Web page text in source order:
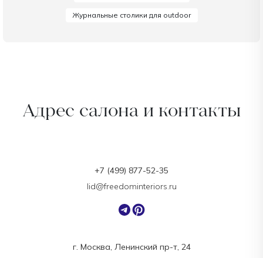
Журнальные столики для outdoor
Адрес салона и контакты
г. Москва, Ленинский пр-т, 24
+7 (499) 877-52-35
lid@freedominteriors.ru